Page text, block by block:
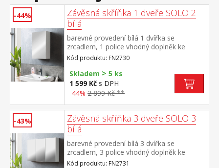
-44%
Závěsná skříňka 1 dveře SOLO 2
bílá
barevné provedení bílá 1 dvířka se
zrcadlem, 1 police vhodný doplněk ke
skříňkám SOLO FN2731 a FN2769
Kód produktu: FN2730
Skladem > 5 ks
1 599 Kč s DPH
-44% 2 899 Kč **
-43%
Závěsná skříňka 3 dveře SOLO 3
bílá
barevné provedení bílá 3 dvířka se
zrcadlem, 3 police vhodný doplněk ke
skříňkám SOLO FN2730 a FN2769
Kód produktu: FN2731